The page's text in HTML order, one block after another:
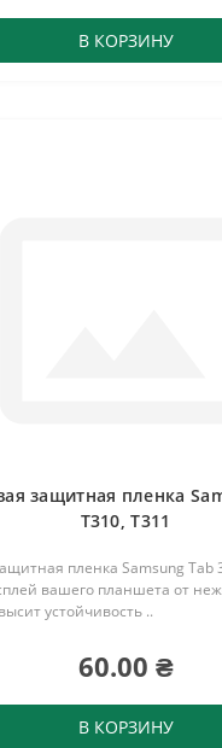
В КОРЗИНУ
защитная пленка
T310, T311
пленка Samsung Tab
вашего планшета от
устойчивость ..
60.00 ₴
В КОРЗИНУ